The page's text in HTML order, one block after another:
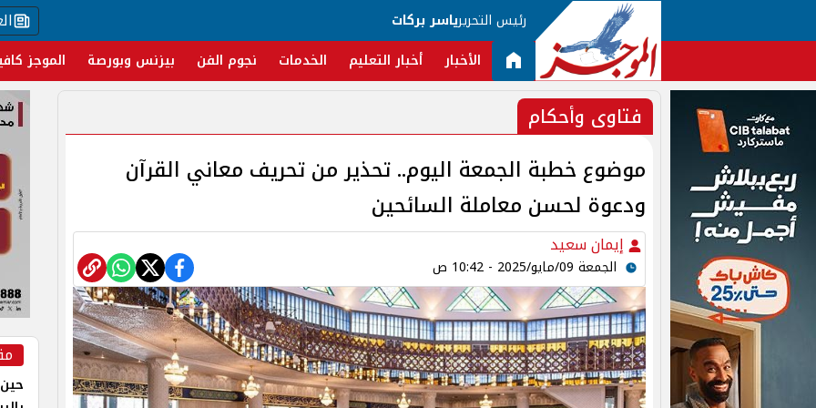
رئيس التحريرياسر بركات
الأخبار أخبار التعليم الخدمات نجوم الفن بيزنس وبورصة الموجز
فتاوى وأحكام
موضوع خطبة الجمعة اليوم.. تحذير من تحريف معاني القرآن
ودعوة لحسن معاملة السائحين
إيمان سعيد
الجمعة 09/مايو/2025 - 10:42 ص